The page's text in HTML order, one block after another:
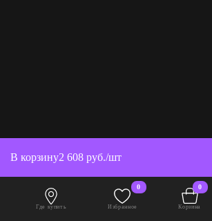
2 608 руб./шт
В корзину
Где купить
0
Избранное
0
Корзина